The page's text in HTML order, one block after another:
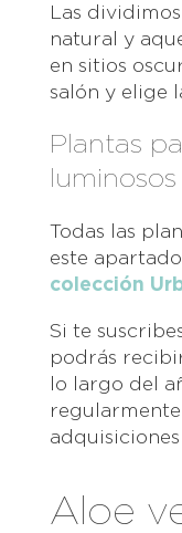
Las
natural y
en sitios
salón y elige
Plantas
luminosos
Todas las
este
colección
Si te
podrás
lo largo del
Aloe